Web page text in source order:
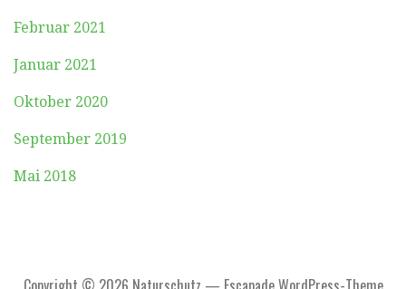
Februar 2021
Januar 2021
Oktober 2020
September 2019
Mai 2018